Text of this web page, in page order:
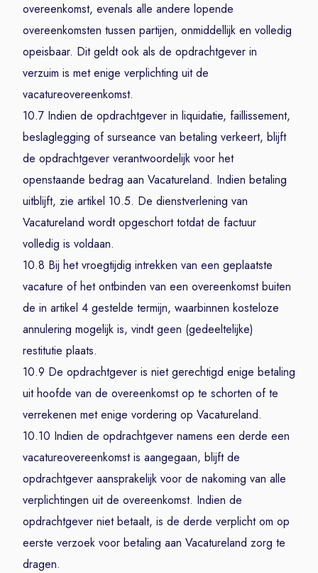
overeenkomst, evenals alle andere lopende
overeenkomsten tussen partijen, onmiddellijk en volledig
opeisbaar. Dit geldt ook als de opdrachtgever in
verzuim is met enige verplichting uit de
vacatureovereenkomst.
10.7 Indien de opdrachtgever in liquidatie, faillissement,
beslaglegging of surseance van betaling verkeert, blijft
de opdrachtgever verantwoordelijk voor het
openstaande bedrag aan Vacatureland. Indien betaling
uitblijft, zie artikel 10.5. De dienstverlening van
Vacatureland wordt opgeschort totdat de factuur
volledig is voldaan.
10.8 Bij het vroegtijdig intrekken van een geplaatste
vacature of het ontbinden van een overeenkomst buiten
de in artikel 4 gestelde termijn, waarbinnen kosteloze
annulering mogelijk is, vindt geen (gedeeltelijke)
restitutie plaats.
10.9 De opdrachtgever is niet gerechtigd enige betaling
uit hoofde van de overeenkomst op te schorten of te
verrekenen met enige vordering op Vacatureland.
10.10 Indien de opdrachtgever namens een derde een
vacatureovereenkomst is aangegaan, blijft de
opdrachtgever aansprakelijk voor de nakoming van alle
verplichtingen uit de overeenkomst. Indien de
opdrachtgever niet betaalt, is de derde verplicht om op
eerste verzoek voor betaling aan Vacatureland zorg te
dragen.